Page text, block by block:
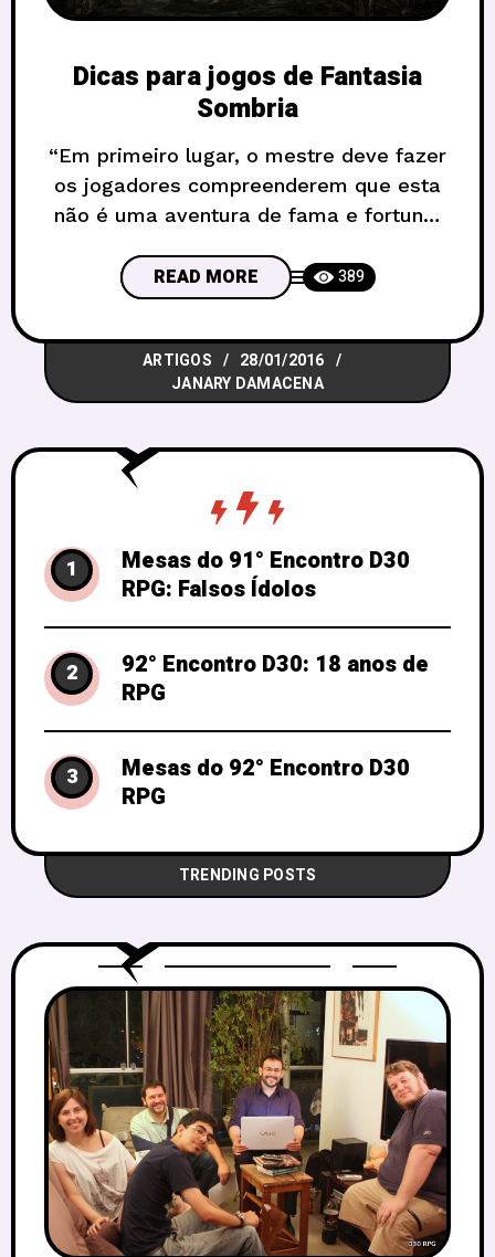
Dicas para jogos de Fantasia
Sombria
“Em primeiro lugar, o mestre deve fazer
os jogadores compreenderem que esta
não é uma aventura de fama e fortuna.
obscura, encarando a verdadeira face do
mal. É sobre uma jornada desesperada
de ir ao inferno e voltar” – Diablo II RPG
A fantasia medieval sempre teve grande
READ MORE 389
ARTIGOS
28/01/2016
JANARY DAMACENA
1
Mesas do 91° Encontro D30
RPG: Falsos Ídolos
2
92° Encontro D30: 18 anos de
RPG
3
Mesas do 92° Encontro D30
RPG
TRENDING POSTS